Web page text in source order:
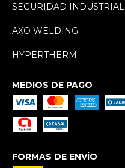
SEGURIDAD INDUSTRIAL
AXO WELDING
HYPERTHERM
MEDIOS DE PAGO
FORMAS DE ENVÍO